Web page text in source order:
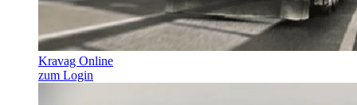
Kravag Online
zum Login